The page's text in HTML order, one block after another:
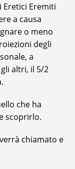
Eretici Eremiti
a causa
o meno
degli
a
altri, il 5/2
che ha
scoprirlo.
chiamato e